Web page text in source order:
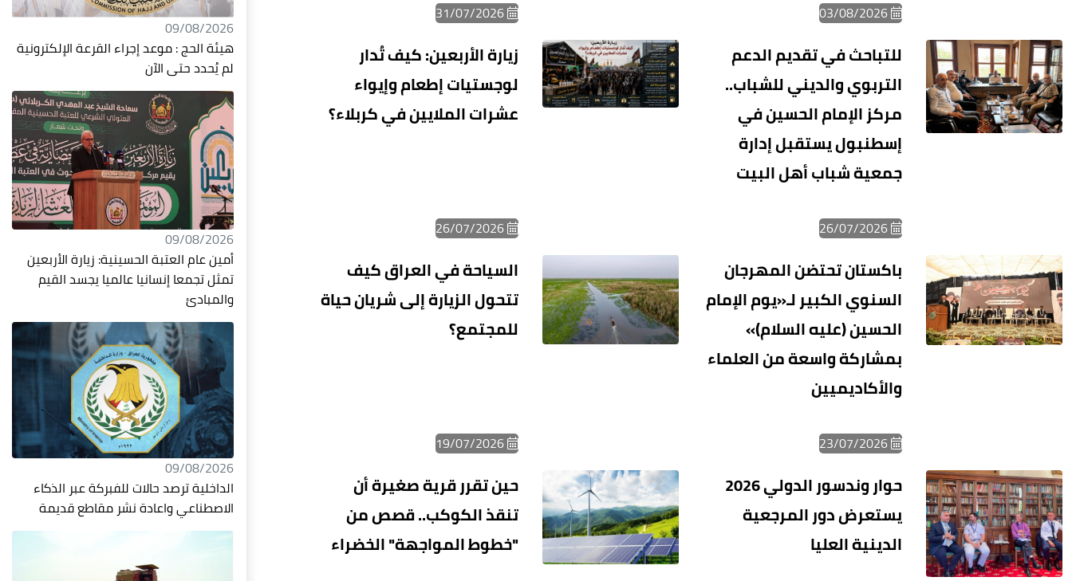
03/08/2026
31/07/2026
26/07/2026
للتباحث في تقديم الدعم
التربوي والديني للشباب..
مركز الإمام الحسين في
إسطنبول يستقبل إدارة
جمعية شباب أهل البيت​
26/07/2026
زيارة الأربعين: كيف تُدار
لوجستيات إطعام وإيواء
عشرات الملايين في كربلاء؟
23/07/2026
باكستان تحتضن المهرجان
السنوي الكبير لـ«يوم الإمام
الحسين (عليه السلام)»
بمشاركة واسعة من العلماء
والأكاديميين
19/07/2026
السياحة في العراق كيف
تتحول الزيارة إلى شريان حياة
للمجتمع؟
حوار وندسور الدولي 2026
يستعرض دور المرجعية
الدينية العليا
حين تقرر قرية صغيرة أن
تنقذ الكوكب.. قصص من
"خطوط المواجهة" الخضراء
09/08/2026
هيئة الحج : موعد إجراء القرعة الإلكترونية
لم يُحدد حتى الآن
09/08/2026
أمين عام العتبة الحسينية: زيارة الأربعين
تمثل تجمعا إنسانيا عالميا يجسد القيم
والمبادئ
09/08/2026
الداخلية ترصد حالات للفبركة عبر الذكاء
الاصطناعي واعادة نشر مقاطع قديمة